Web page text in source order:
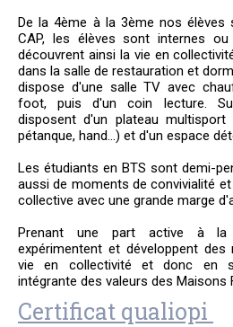
De la 4ème à la 3ème nos élèves
CAP, les élèves sont internes
découvrent ainsi la vie en
dans la salle de restauration et
dispose d'une salle TV avec
foot, puis d'un coin lecture.
disposent d'un plateau
pétanque, hand...) et d'un espace
Les étudiants en BTS sont demi-
aussi de moments de convivialité
collective avec une grande marge
Prenant une part active à la
expérimentent et développent
vie en collectivité et donc en
intégrante des valeurs des Maisons
Certificat qualiopi